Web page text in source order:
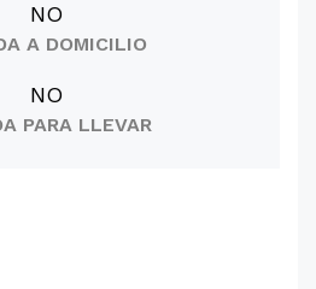
NO
A DOMICILIO
NO
PARA LLEVAR